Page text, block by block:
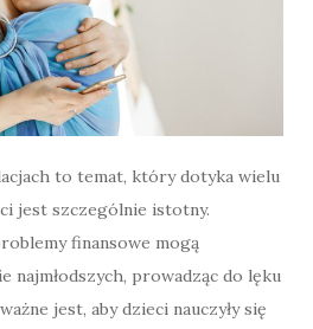
to temat, który dotyka wielu
jest szczególnie istotny.
finansowe mogą
najmłodszych, prowadząc do lęku
jest, aby dzieci nauczyły się